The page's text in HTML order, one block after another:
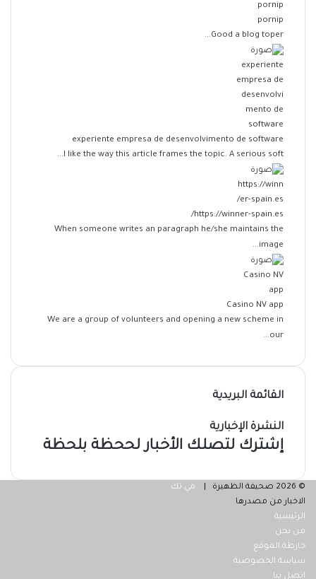
pornip
Good a blog toper...
experiente empresa de desenvolvimento de software
I like the way this article frames the topic. A serious soft...
https://winner-spain.es/
When someone writes an paragraph he/she maintains the
image...
Casino NV app
We are a group of volunteers and opening a new scheme in
our...
القائمة البريدية
النشرة الإخبارية
إشترك لتصلك الأخبار لححظة بلحظة
© 2026 صحيفة الظهيرة |
مي تك
الاخبار من مصدرها
الرئيسية
من نحن
خارطة الموقع
سياسة الخصوصية
اتصل بنا